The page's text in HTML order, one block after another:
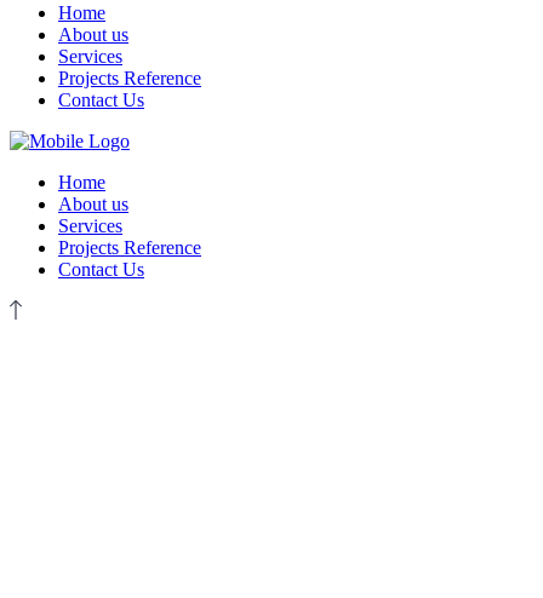
Home
About us
Services
Projects Reference
Contact Us
Home
About us
Services
Projects Reference
Contact Us